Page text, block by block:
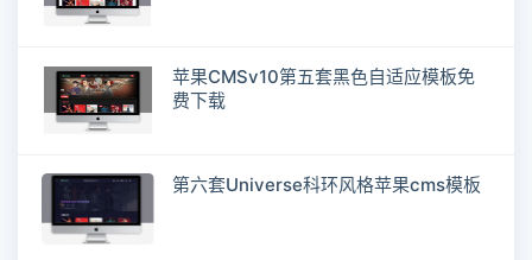
苹果CMSv10第五套黑色自适应模板免
费下载
第六套Universe科环风格苹果cms模板